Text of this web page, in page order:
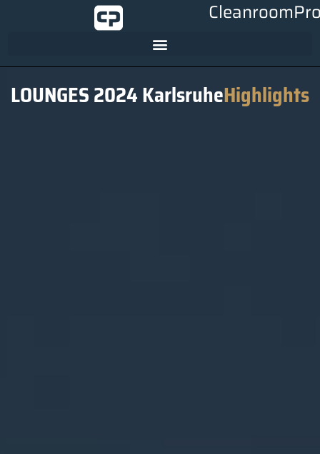
LOUNGES 2024 KarlsruheHighlights